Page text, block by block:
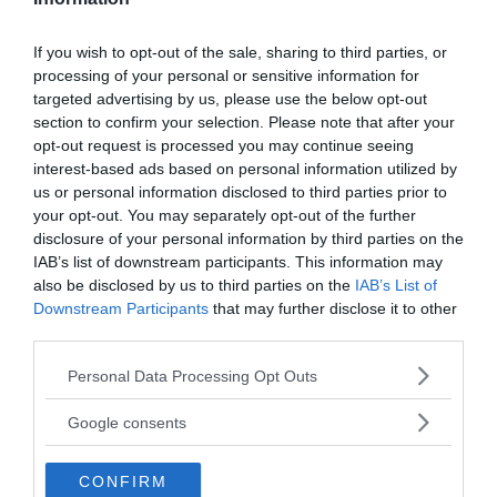
If you wish to opt-out of the sale, sharing to third parties, or
processing of your personal or sensitive information for
targeted advertising by us, please use the below opt-out
section to confirm your selection. Please note that after your
opt-out request is processed you may continue seeing
interest-based ads based on personal information utilized by
us or personal information disclosed to third parties prior to
your opt-out. You may separately opt-out of the further
disclosure of your personal information by third parties on the
IAB’s list of downstream participants. This information may
also be disclosed by us to third parties on the IAB’s List of
Downstream Participants that may further disclose it to other
Please note that this website/app uses one or more Google
not limited to your visit or usage behaviour. You may click to
use your data for below specified purposes in below Google
consent section.
Personal Data Processing Opt Outs
Google consents
CONFIRM
carta e matita si rivelerebbe un’alleata impagabile di
studentie forse anche di adulti.
In un testo digitale non abbiamo molti limitiné di
tempo né di spazio, ma sono proprio questi che,
carta, ci costringono a sintetizzare
rielaborare i concetti che vogliamo annotare
personalizzandoi nostri appunti in un modo che, a
quanto pare, l’efficienza della tecnologia non
consente.
COMPETENZE